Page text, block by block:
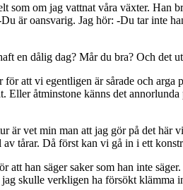
som om jag vattnat våra växter.
är oansvarig. Jag hör: -Du tar inte
en dålig dag? Mår du bra? Och det
att vi egentligen är sårade och
åtminstone känns det
är vet min man att jag gör på det
tårar. Då först kan vi gå in i ett
han säger saker som han inte
skulle verkligen ha försökt